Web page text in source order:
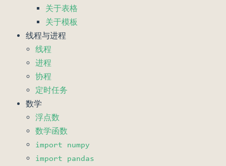
关于表格
关于模板
线程与进程
线程
进程
协程
定时任务
数学
浮点数
数学函数
import numpy
import pandas